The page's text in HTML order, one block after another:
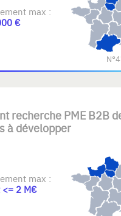
max :
€
recherche PME B2B
à développer
max :
2 M€